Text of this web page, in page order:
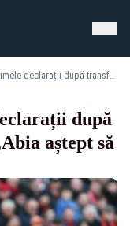
Radu Drăgușin, primele declarații după transferul la Fiorentina: „Abia aștept să îmbrac tricoul violet”
după
aștept să